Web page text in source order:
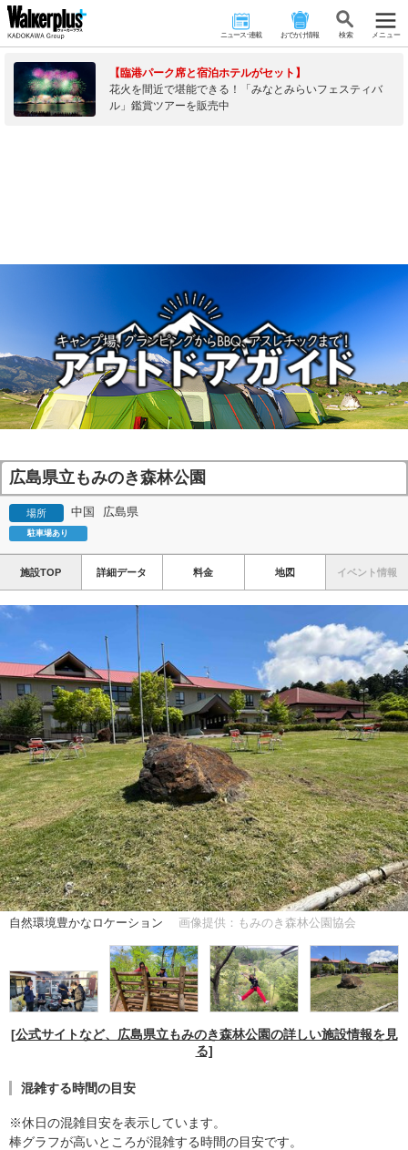
ニュース･連載 おでかけ情報 検 索 メニュー
【臨港パーク席と宿泊ホテルがセット】
花火を間近で堪能できる！「みなとみらいフェスティバ
ル」鑑賞ツアーを販売中
広島県立もみのき森林公園
場所 中国 広島県
駐車場あり
施設TOP 詳細データ 料金 地図 イベント情報
自然環境豊かなロケーション 画像提供：もみのき森林公園協会
[公式サイトなど、広島県立もみのき森林公園の詳しい施設情報を見
る]
混雑する時間の目安
※休日の混雑目安を表示しています。
棒グラフが高いところが混雑する時間の目安です。